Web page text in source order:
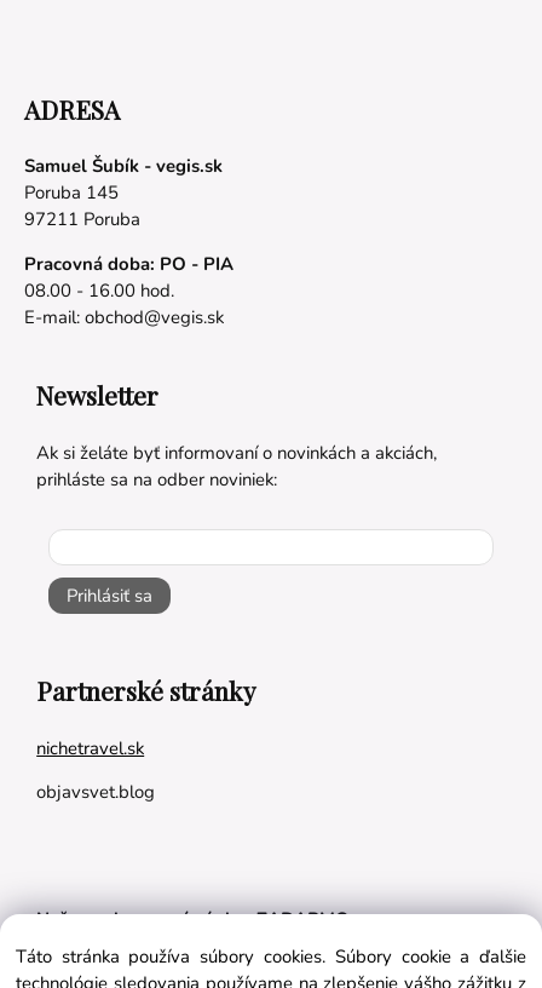
ADRESA
Samuel Šubík - vegis.sk
Poruba 145
97211 Poruba
Pracovná doba: PO - PIA
08.00 - 16.00 hod.
E-mail: obchod@vegis.sk
Newsletter
Ak si želáte byť informovaní o novinkách a akciách,
prihláste sa na odber noviniek:
Prihlásiť sa
Partnerské stránky
nichetravel.sk
objavsvet.blog
Naše appky pre vás úplne ZADARMO:
Tréningový plán na mieru
Táto stránka používa súbory cookies. Súbory cookie a ďalšie